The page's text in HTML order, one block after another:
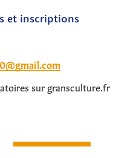
et inscriptions
sur gransculture.fr